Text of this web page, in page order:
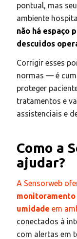
pontual, mas
ambiente
não há espaço
descuidos
Corrigir esses
normas — é
proteger
tratamentos e
assistenciais e
Como a
ajudar?
A Sensorweb
umidade em
conectados à
com alertas em